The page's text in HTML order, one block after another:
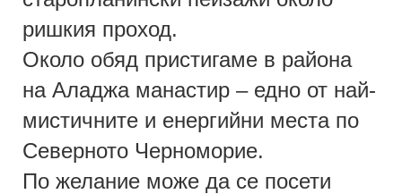
ришкия проход.
Около обяд пристигаме в района
на Аладжа манастир – едно от най-
мистичните и енергийни места по
Северното Черноморие.
По желание може да се посети